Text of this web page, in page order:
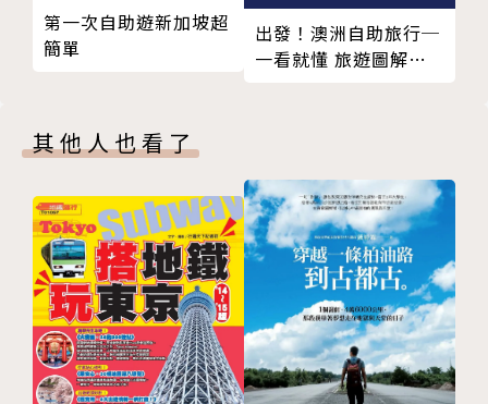
王武晨（瓦勒斯）
臺灣人，固執極點的金牛座O型，中興大學科技管理研
所以咖啡成癮。喜愛旅行，卻對每年只能在農曆新年請
長假感到心寒。2010年毅然離開家鄉，加入外派邊緣
人行列，認定生活是由無數次的旅行所拼湊的圖文小
說。中南半島是第二個家，經歷了馬來西亞，目前旅居
最愛泰國，定期在個人網站與臉書粉絲專頁分享旅途上
的人生。
臉書搜尋：瓦勒斯 Wallace
個人網站：https://wallacewang.tw
第一次自助遊新加坡超
簡單
出發！澳洲自助旅行─
一看就懂 旅遊圖解
其他人也看了